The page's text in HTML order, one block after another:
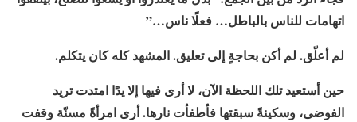
اتهامات للناس بالباطل… فعلًا ناس…”
لم أعلّق. لم أكن بحاجةٍ إلى تعليق. المشهد كله كان يتكلم.
حين أستعيد تلك اللحظة الآن، لا أرى فيها إلا يدًا امتدت تريد
الفوضى، وسكينةً سبقتها فأطفأت نارها. أرى امرأةً مسنّة وقفت